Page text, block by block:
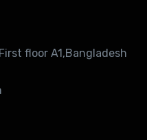
floor A1,Bangladesh